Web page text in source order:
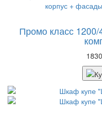
Промо класс 1200/